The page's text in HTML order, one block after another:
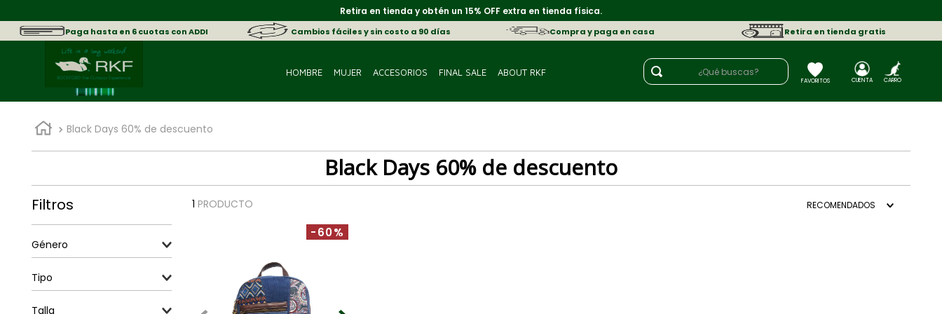
Retira en tienda y obtén un 15% OFF extra en tienda física.
Paga hasta en 6 cuotas con ADDI Cambios fáciles y sin costo a 90 días Compra y paga en casa Retira en tienda gratis
HOMBRE MUJER ACCESORIOS FINAL SALE ABOUT RKF
¿Qué buscas?
Black Days 60% de descuento
Black Days 60% de descuento
Filtros
Género
Tipo
Talla
1 PRODUCTO RECOMENDADOS
-60%